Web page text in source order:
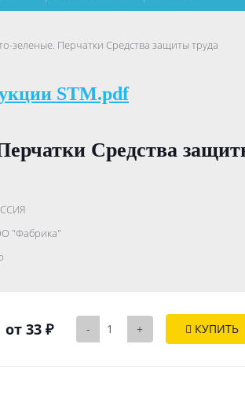
зеленые. Перчатки Средства защиты труда
STM.pdf
Средства
"Фабрика"
от 33 ₽ - + КУПИТЬ